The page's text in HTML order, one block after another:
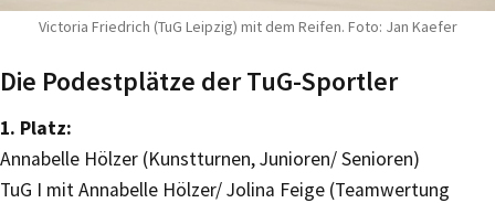
Victoria Friedrich (TuG Leipzig) mit dem Reifen. Foto: Jan Kaefer
Die Podestplätze der TuG-Sportler
1. Platz:
Annabelle Hölzer (Kunstturnen, Junioren/ Senioren)
TuG I mit Annabelle Hölzer/ Jolina Feige (Teamwertung